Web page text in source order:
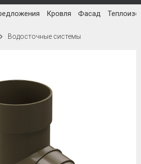
Кровля Фасад
Водосточные системы